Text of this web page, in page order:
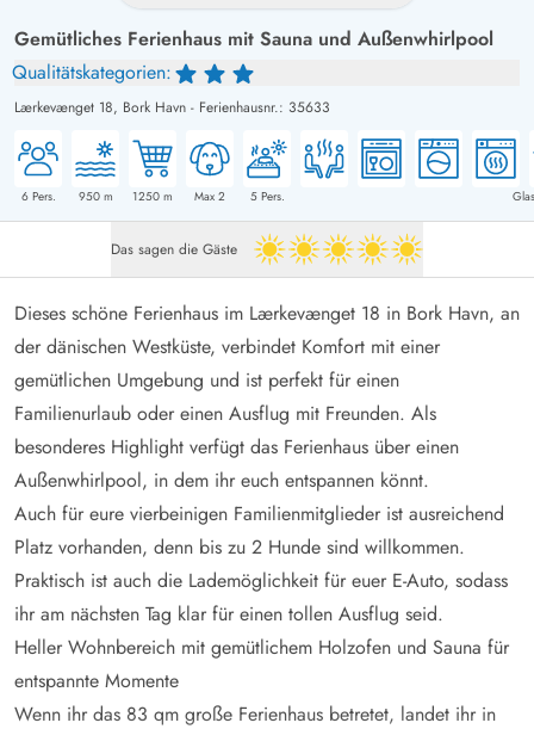
Gemütliches Ferienhaus mit Sauna und Außenwhirlpool
Qualitätskategorien:
Lærkevænget 18, Bork Havn - Ferienhausnr.: 35633
6Pers. 950m 1250 m Max 2 5Pers.
Das sagen die Gäste 5 von 5
Dieses schöne Ferienhaus im Lærkevænget 18 in Bork Havn, an
der dänischen Westküste, verbindet Komfort mit einer
gemütlichen Umgebung und ist perfekt für einen
Familienurlaub oder einen Ausflug mit Freunden. Als
besonderes Highlight verfügt das Ferienhaus über einen
Außenwhirlpool, in dem ihr euch entspannen könnt.
Auch für eure vierbeinigen Familienmitglieder ist ausreichend
Platz vorhanden, denn bis zu 2 Hunde sind willkommen.
Praktisch ist auch die Lademöglichkeit für euer E-Auto, sodass
ihr am nächsten Tag klar für einen tollen Ausflug seid.
Heller Wohnbereich mit gemütlichem Holzofen und Sauna für
entspannte Momente
Wenn ihr das 83 qm große Ferienhaus betretet, landet ihr in